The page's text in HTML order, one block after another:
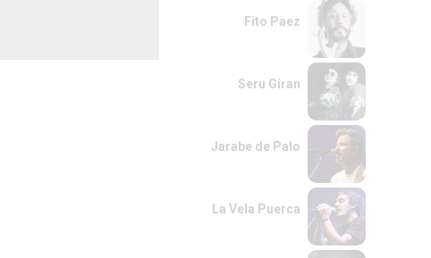
Fito Paez
Seru Giran
Jarabe de Palo
La Vela Puerca